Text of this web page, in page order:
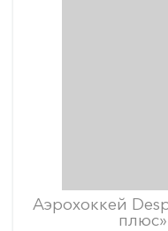
Аэрохоккей